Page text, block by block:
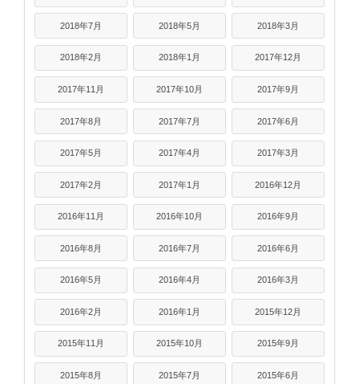
2018年7月 2018年5月 2018年3月
2018年2月 2018年1月 2017年12月
2017年11月 2017年10月 2017年9月
2017年8月 2017年7月 2017年6月
2017年5月 2017年4月 2017年3月
2017年2月 2017年1月 2016年12月
2016年11月 2016年10月 2016年9月
2016年8月 2016年7月 2016年6月
2016年5月 2016年4月 2016年3月
2016年2月 2016年1月 2015年12月
2015年11月 2015年10月 2015年9月
2015年8月 2015年7月 2015年6月